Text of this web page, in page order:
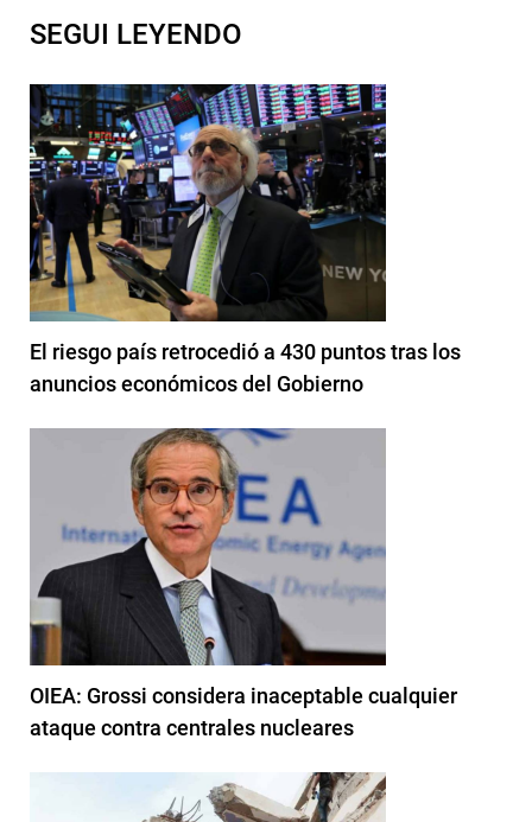
SEGUI LEYENDO
El riesgo país retrocedió a 430 puntos tras los
anuncios económicos del Gobierno
OIEA: Grossi considera inaceptable cualquier
ataque contra centrales nucleares